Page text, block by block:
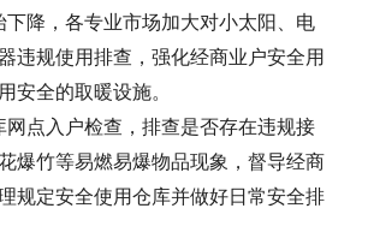
下降，各专业市场加大对小太阳、电
违规使用排查，强化经商业户安全用
安全的取暖设施。
网点入户检查，排查是否存在违规接
爆竹等易燃易爆物品现象，督导经商
规定安全使用仓库并做好日常安全排